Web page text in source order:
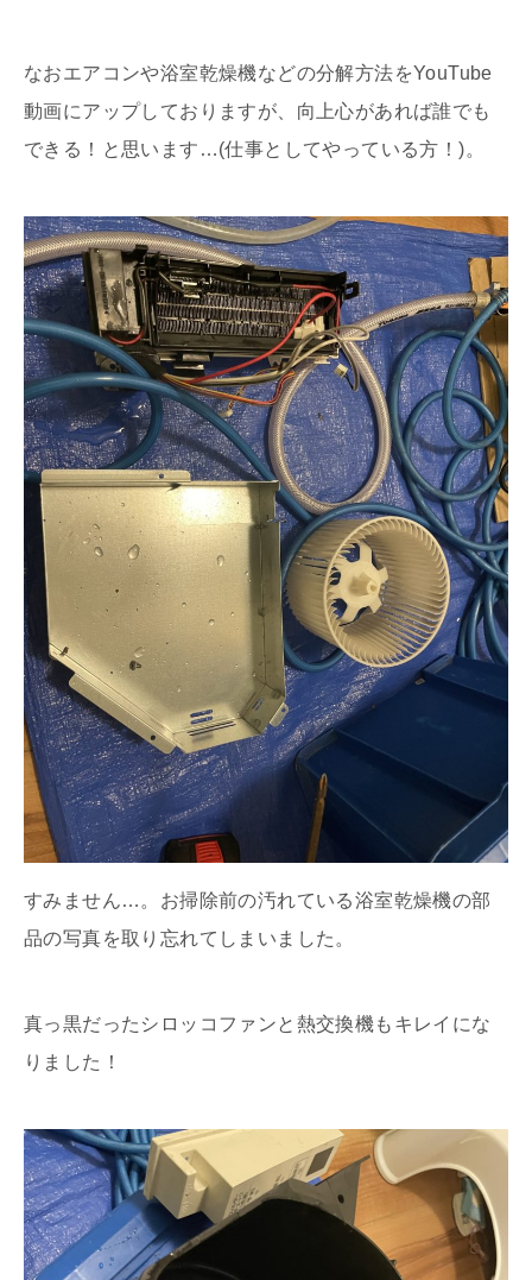
なおエアコンや浴室乾燥機などの分解方法をYouTube
動画にアップしておりますが、向上心があれば誰でも
できる！と思います…(仕事としてやっている方！)。
すみません…。お掃除前の汚れている浴室乾燥機の部
品の写真を取り忘れてしまいました。
真っ黒だったシロッコファンと熱交換機もキレイにな
りました！